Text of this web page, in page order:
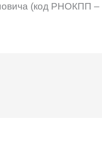
(код РНОКПП –